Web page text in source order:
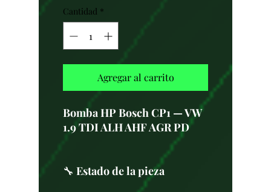
Cantidad *
Agregar al carrito
Bomba HP Bosch CP1 — VW
1.9 TDI ALH AHF AGR PD
🔧 Estado de la pieza